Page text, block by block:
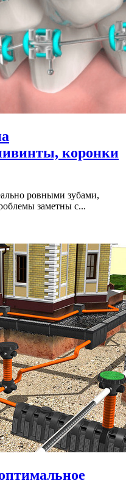
коронки
ровными зубами,
заметны с...